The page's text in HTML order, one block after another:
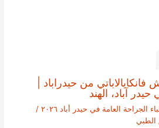
من حيدراباد |
آباد، الهند
الجراحة العامة في حيدر أباد ٢٠٢٦
/
الطبي